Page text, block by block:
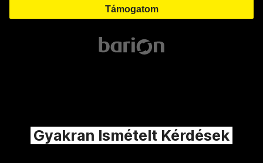
Gyakran Ismételt Kérdések